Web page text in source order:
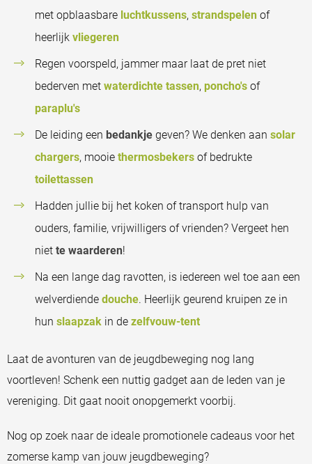
met opblaasbare luchtkussens, strandspelen of
heerlijk vliegeren
Regen voorspeld, jammer maar laat de pret niet
bederven met waterdichte tassen, poncho's of
paraplu's
De leiding een bedankje geven? We denken aan solar
chargers, mooie thermosbekers of bedrukte
toilettassen
Hadden jullie bij het koken of transport hulp van
ouders, familie, vrijwilligers of vrienden? Vergeet hen
niet te waarderen!
Na een lange dag ravotten, is iedereen wel toe aan een
welverdiende douche. Heerlijk geurend kruipen ze in
hun slaapzak in de zelfvouw-tent
Laat de avonturen van de jeugdbeweging nog lang
voortleven! Schenk een nuttig gadget aan de leden van je
vereniging. Dit gaat nooit onopgemerkt voorbij.
Nog op zoek naar de ideale promotionele cadeaus voor het
zomerse kamp van jouw jeugdbeweging?